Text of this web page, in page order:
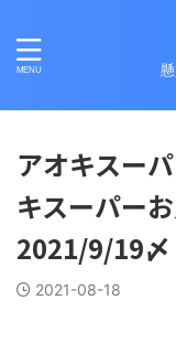
アオキスー
キスーパー
2021/9/19〆
2021-08-18